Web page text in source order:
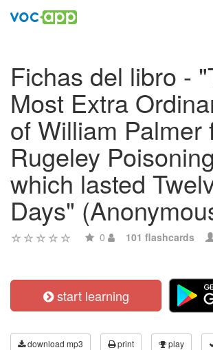
Fichas del libro -
Most Extra
of William Palmer
Rugeley
which lasted
Days"
0 101 flashcards
start learning
download mp3 print play